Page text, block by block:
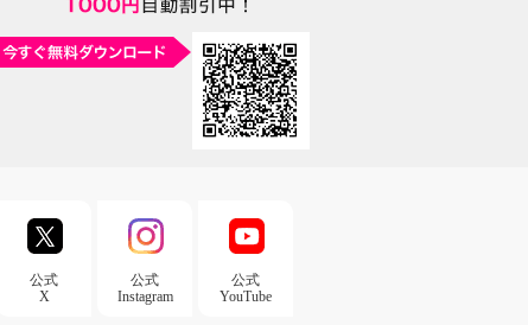
公式
X
公式
Instagram
公式
YouTube